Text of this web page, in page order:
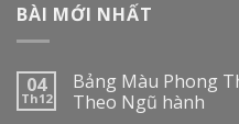
BÀI MỚI NHẤT
04
Th12
Bảng Màu Phong
Theo Ngũ hành